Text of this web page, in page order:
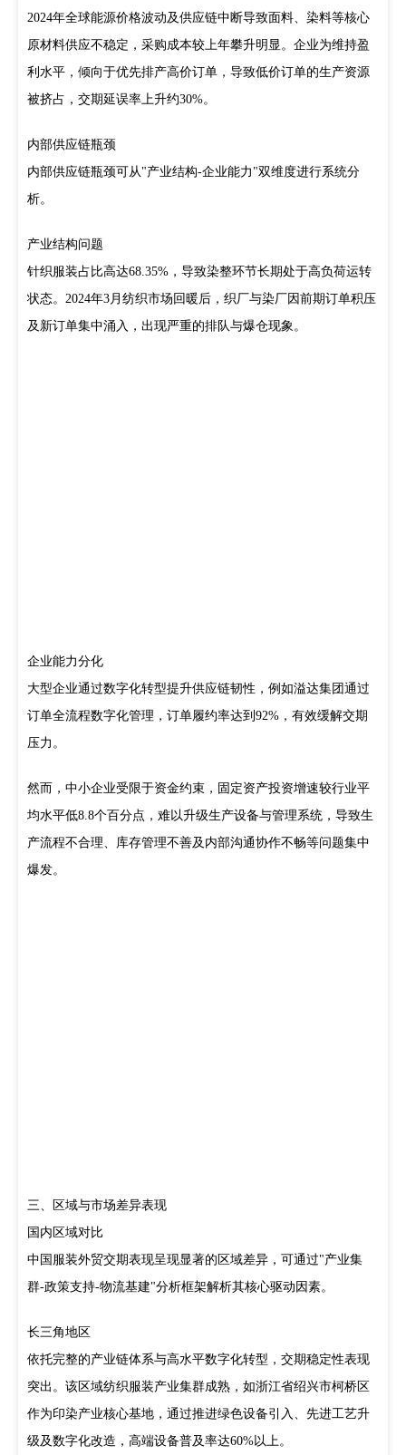
2024年全球能源价格波动及供应链中断导致面料、染料等核心
原材料供应不稳定，采购成本较上年攀升明显。企业为维持盈
利水平，倾向于优先排产高价订单，导致低价订单的生产资源
被挤占，交期延误率上升约30%。
内部供应链瓶颈
内部供应链瓶颈可从"产业结构-企业能力"双维度进行系统分
析。
产业结构问题
针织服装占比高达68.35%，导致染整环节长期处于高负荷运转
状态。2024年3月纺织市场回暖后，织厂与染厂因前期订单积压
及新订单集中涌入，出现严重的排队与爆仓现象。
企业能力分化
大型企业通过数字化转型提升供应链韧性，例如溢达集团通过
订单全流程数字化管理，订单履约率达到92%，有效缓解交期
压力。
然而，中小企业受限于资金约束，固定资产投资增速较行业平
均水平低8.8个百分点，难以升级生产设备与管理系统，导致生
产流程不合理、库存管理不善及内部沟通协作不畅等问题集中
爆发。
三、区域与市场差异表现
国内区域对比
中国服装外贸交期表现呈现显著的区域差异，可通过"产业集
群-政策支持-物流基建"分析框架解析其核心驱动因素。
长三角地区
依托完整的产业链体系与高水平数字化转型，交期稳定性表现
突出。该区域纺织服装产业集群成熟，如浙江省绍兴市柯桥区
作为印染产业核心基地，通过推进绿色设备引入、先进工艺升
级及数字化改造，高端设备普及率达60%以上。